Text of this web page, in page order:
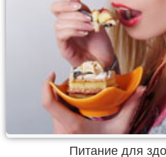
Питание для